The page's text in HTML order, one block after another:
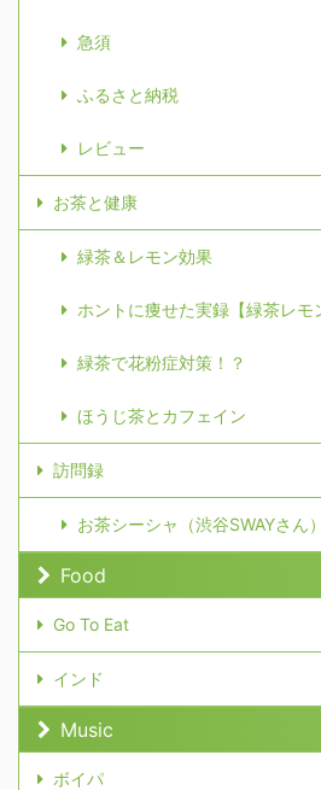
急須
ふるさと納税
レビュー
お茶と健康
緑茶＆レモン効果
ホントに痩せた実録【緑茶レモ
緑茶で花粉症対策！？
ほうじ茶とカフェイン
訪問録
お茶シーシャ（渋谷SWAYさん）
Food
Go To Eat
インド
Music
ボイパ